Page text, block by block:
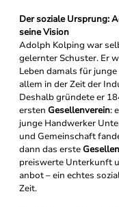
Der soziale Ursprung:
seine Vision
Adolph Kolping war
gelernter Schuster. Er
Leben damals für
allem in der Zeit der
Deshalb gründete er
ersten Gesellenverein:
junge Handwerker
und Gemeinschaft
dann das erste
preiswerte Unterkunft
anbot – ein echtes
Zeit.